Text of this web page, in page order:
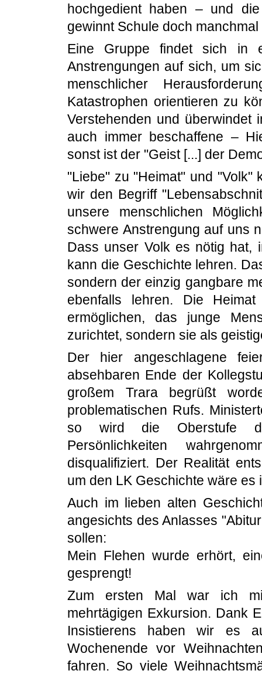
hochgedient haben – und
gewinnt Schule doch
Eine Gruppe findet sich in
Anstrengungen auf sich, um
menschlicher
Katastrophen orientieren zu
Verstehenden und überwindet
auch immer beschaffene –
sonst ist der "Geist [...] der
"Liebe" zu "Heimat" und "Volk"
wir den Begriff
unsere menschlichen
schwere Anstrengung auf uns
Dass unser Volk es nötig hat,
kann die Geschichte lehren.
sondern der einzig gangbare
ebenfalls lehren. Die
ermöglichen, das junge
zurichtet, sondern sie als
Der hier angeschlagene
absehbaren Ende der
großem Trara begrüßt
problematischen Rufs.
so wird die Oberstufe
Persönlichkeiten
disqualifiziert. Der Realität
um den LK Geschichte wäre es
Auch im lieben alten
angesichts des Anlasses
sollen:
Mein Flehen wurde erhört,
gesprengt!
Zum ersten Mal war ich
mehrtägigen Exkursion. Dank
Insistierens haben wir es
Wochenende vor
fahren. So viele